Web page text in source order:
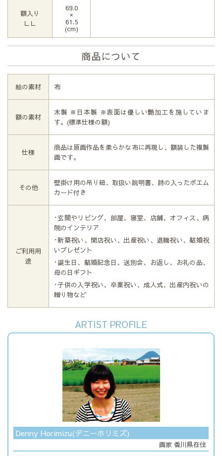
額入り
ＬＬ
69.0
×
61.5
(cm)
商品について
絵の素材 布
額の素材
木製 ※日本製 ※表面は優しい艶加工を施していま
す。(標準仕様の額)
仕様
商品は原画作品を柔らかな布に再現し、額装した複製
画です。
その他
壁掛け用の吊り紐、取扱い説明書、詩の入ったポエム
カード付き
ご利用用
途
･玄関やリビング、部屋、寝室、店舗、オフィス、病
院のインテリア
･新築祝い、開店祝い、出産祝い、退職祝い、結婚祝
いプレゼント
･誕生日、結婚記念日、送別会、お返し、お礼の品、
母の日ギフト
･子供の入学祝い、卒業祝い、成人式、出産内祝いの
贈り物など
ARTIST PROFILE
Denny Horimizu(デニーホリミズ)
画家 香川県在住